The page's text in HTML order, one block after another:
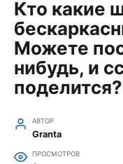
Кто какие
Можете
нибудь, и
поделится?
АВТОР
Granta
ПРОСМОТРОВ